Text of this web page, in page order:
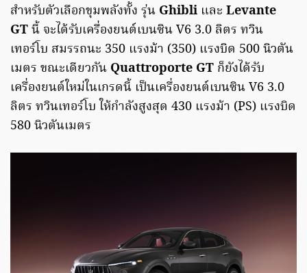
สำหรับตัวเลือกขุมพลังทั้ง รุ่น Ghibli และ Levante
GTนี้ จะได้รับเครื่องยนต์เบนซิน V6 3.0 ลิตร ทวิน
เทอร์โบ สมรรถนะ 350 แรงม้า (350) แรงบิด 500 นิวตัน
เมตร ขณะเดียวกัน Quattroporte GT ก็ยังได้รับ
เครื่องยนต์ใหม่ในเกรดนี้ เป็นเครื่องยนต์เบนซิน V6 3.0
ลิตร ทวินเทอร์โบ ให้กำลังสูงสุด 430 แรงม้า (PS) แรงบิด
580 นิวตันเมตร